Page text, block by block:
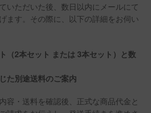
いただいた後、数日以内にメールにて
ます。その際に、以下の詳細をお伺い
（2本セット または 3本セット）と数
た別途送料のご案内
容・送料を確認後、正式な商品代金と